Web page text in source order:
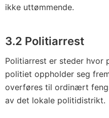
ikke uttømmende.
3.2 Politiarrest
Politiarrest er steder hvor
politiet oppholder seg
overføres til ordinært
av det lokale politidistrikt.